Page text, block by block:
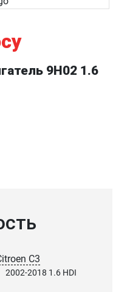
9H02 1.6
C3
2002-2018 1.6 HDI